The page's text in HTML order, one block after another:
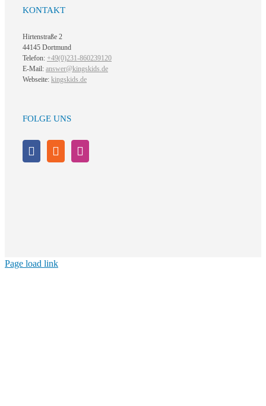
KONTAKT
Hirtenstraße 2
44145 Dortmund
Telefon: +49(0)231-860239120
E-Mail: answer@kingskids.de
Webseite: kingskids.de
FOLGE UNS
Page load link